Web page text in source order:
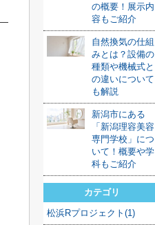
の概要！展示内
容もご紹介
自然換気の仕組
みとは？設備の
種類や機械式と
の違いについて
も解説
新潟市にある
「新潟理容美容
専門学校」につ
いて！概要や学
科もご紹介
カテゴリ
松浜Rプロジェクト(1)